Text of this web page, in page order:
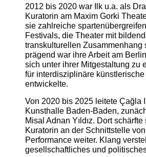
2012 bis 2020 war Ilk u.a. als
Kuratorin am Maxim Gorki
sie zahlreiche
Festivals, die Theater mit
transkulturellen Zusammenhang
prägend war ihre Arbeit am
sich unter ihrer Mitgestaltung zu
für interdisziplinäre
entwickelte.
Von 2020 bis 2025 leitete Çağla
Kunsthalle Baden-Baden,
Misal Adnan Yıldız. Dort
Kuratorin an der Schnittstelle
Performance weiter. Klang
gesellschaftliches und